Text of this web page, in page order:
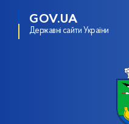
GOV.UA
Державні сайти України